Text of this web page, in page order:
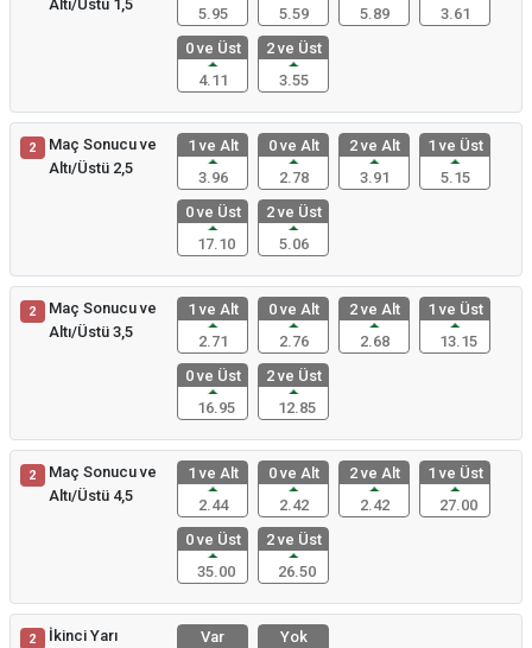
Altı/Üstü 1,5
5.95 5.59 5.89
3.61
0 ve Üst
4.11
2 ve Üst
3.55
2
Maç Sonucu ve
Altı/Üstü 2,5
1 ve Alt
3.96
0 ve Alt
2.78
2 ve Alt
3.91
1 ve Üst
5.15
0 ve Üst
17.10
2 ve Üst
5.06
2
Maç Sonucu ve
Altı/Üstü 3,5
1 ve Alt
2.71
0 ve Alt
2.76
2 ve Alt
2.68
1 ve Üst
13.15
0 ve Üst
16.95
2 ve Üst
12.85
2
Maç Sonucu ve
Altı/Üstü 4,5
1 ve Alt
2.44
0 ve Alt
2.42
2 ve Alt
2.42
1 ve Üst
27.00
0 ve Üst
35.00
2 ve Üst
26.50
2
İkinci Yarı
Var
Yok